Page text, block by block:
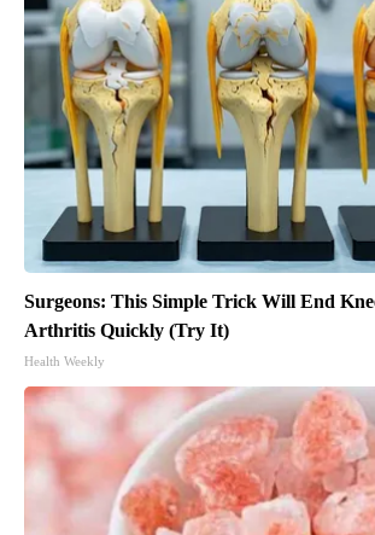
Surgeons: This Simple Trick Will End
Arthritis Quickly (Try It)
Health Weekly